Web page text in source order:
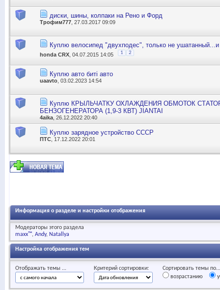
диски, шины, колпаки на Рено и Форд
Трофим777 , 27.03.2017 09:09
Куплю велосипед "двухподес", только не
honda CRX , 04.07.2015 14:05 1 2
Куплю авто биті авто
uaavto , 03.02.2023 14:54
Куплю КРЫЛЬЧАТКУ ОХЛАЖДЕНИЯ ОБМОТОК
БЕНЗОГЕНЕРАТОРА (1,9-3 КВТ) JIANTAI
4aika , 26.12.2022 20:40
Куплю зарядное устройство СССР
ПТС , 17.12.2022 20:01
Информация о разделе и настройки отображения
Модераторы этого раздела
maxx™ Andy Natallya
Настройка отображения тем
Отображать темы ... Критерий сортировки:
Сортировать темы по...
возрастанию